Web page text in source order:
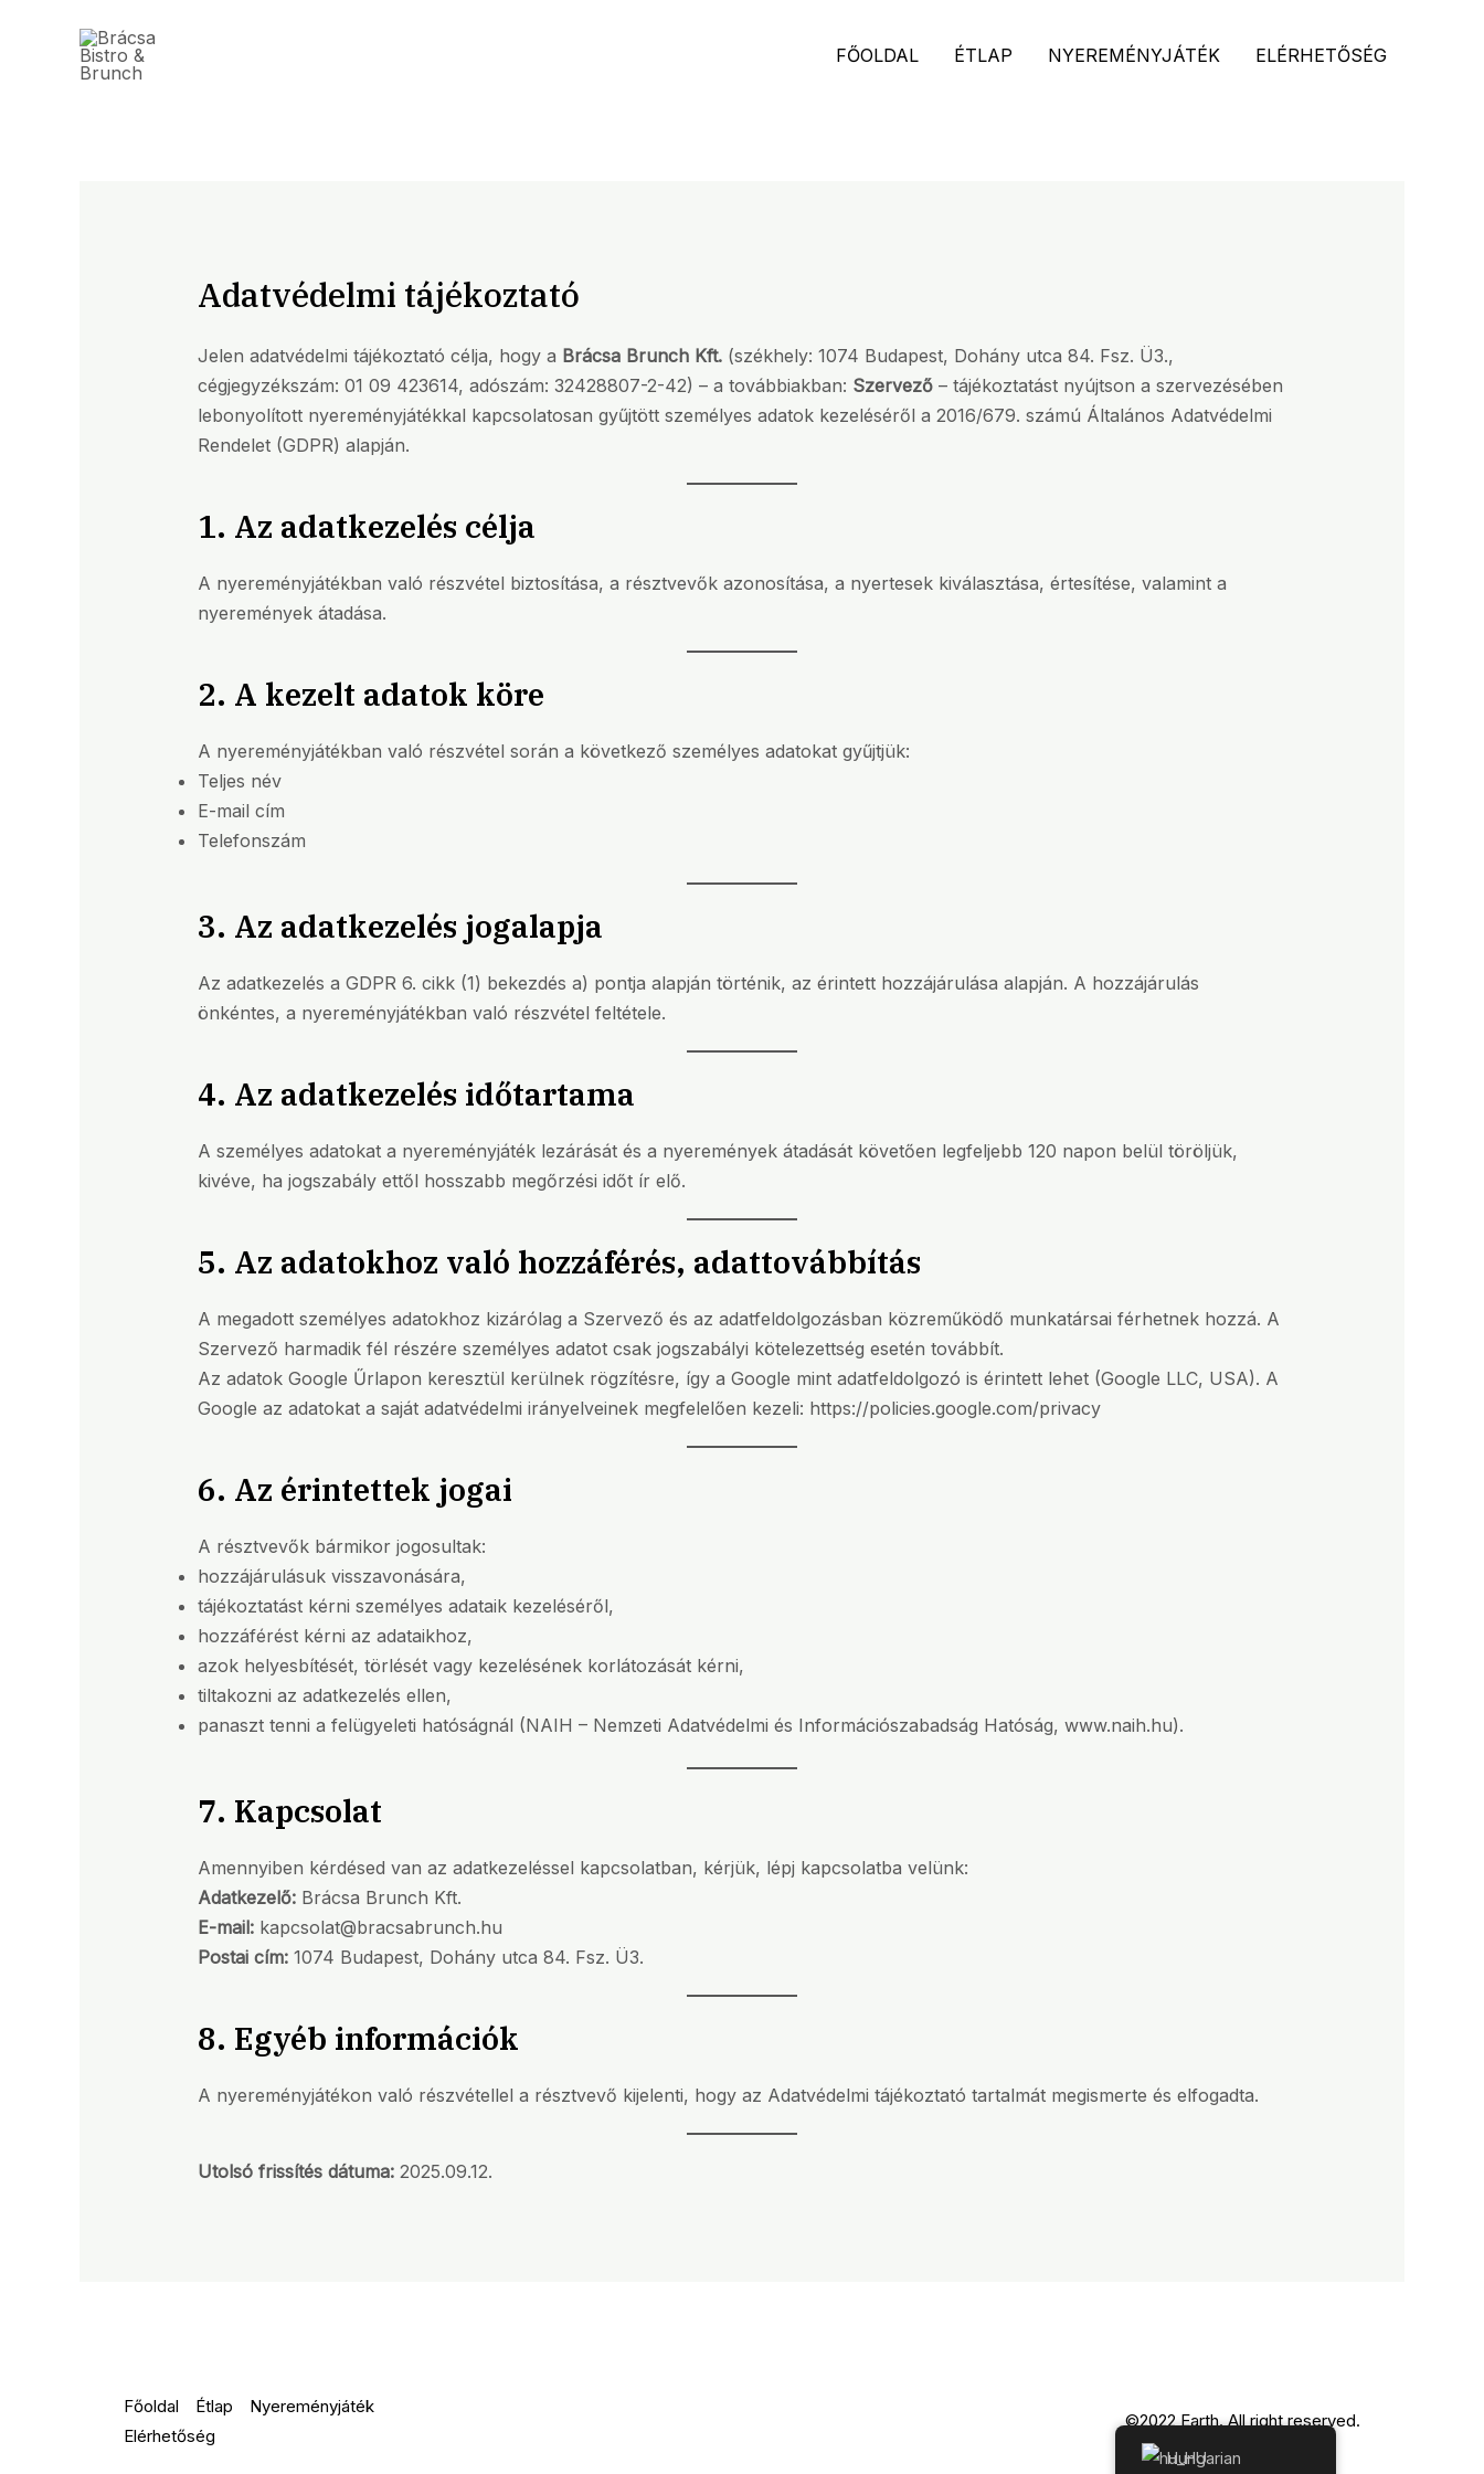
FŐOLDAL ÉTLAP NYEREMÉNYJÁTÉK ELÉRHETŐSÉG
Adatvédelmi tájékoztató
Jelen adatvédelmi tájékoztató célja, hogy a Brácsa Brunch Kft.(székhely: 1074 Budapest, Dohány utca 84. Fsz. Ü3.,
cégjegyzékszám: 01 09 423614, adószám: 32428807-2-42) – a továbbiakban: Szervező– tájékoztatást nyújtson a szervezésében
lebonyolított nyereményjátékkal kapcsolatosan gyűjtött személyes adatok kezeléséről a 2016/679. számú Általános Adatvédelmi
Rendelet (GDPR) alapján.
1. Az adatkezelés célja
A nyereményjátékban való részvétel biztosítása, a résztvevők azonosítása, a nyertesek kiválasztása, értesítése, valamint a
nyeremények átadása.
2. A kezelt adatok köre
A nyereményjátékban való részvétel során a következő személyes adatokat gyűjtjük:
Teljes név
E-mail cím
Telefonszám
3. Az adatkezelés jogalapja
Az adatkezelés a GDPR 6. cikk (1) bekezdés a) pontja alapján történik, az érintett hozzájárulása alapján. A hozzájárulás
önkéntes, a nyereményjátékban való részvétel feltétele.
4. Az adatkezelés időtartama
A személyes adatokat a nyereményjáték lezárását és a nyeremények átadását követően legfeljebb 120 napon belül töröljük,
kivéve, ha jogszabály ettől hosszabb megőrzési időt ír elő.
5. Az adatokhoz való hozzáférés, adattovábbítás
A megadott személyes adatokhoz kizárólag a Szervező és az adatfeldolgozásban közreműködő munkatársai férhetnek hozzá. A
Szervező harmadik fél részére személyes adatot csak jogszabályi kötelezettség esetén továbbít.
Az adatok Google Űrlapon keresztül kerülnek rögzítésre, így a Google mint adatfeldolgozó is érintett lehet (Google LLC, USA). A
Google az adatokat a saját adatvédelmi irányelveinek megfelelően kezeli: https://policies.google.com/privacy
6. Az érintettek jogai
A résztvevők bármikor jogosultak:
hozzájárulásuk visszavonására,
tájékoztatást kérni személyes adataik kezeléséről,
hozzáférést kérni az adataikhoz,
azok helyesbítését, törlését vagy kezelésének korlátozását kérni,
tiltakozni az adatkezelés ellen,
panaszt tenni a felügyeleti hatóságnál (NAIH – Nemzeti Adatvédelmi és Információszabadság Hatóság, www.naih.hu).
7. Kapcsolat
Amennyiben kérdésed van az adatkezeléssel kapcsolatban, kérjük, lépj kapcsolatba velünk:
Adatkezelő:Brácsa Brunch Kft.
E-mail:kapcsolat@bracsabrunch.hu
Postai cím:1074 Budapest, Dohány utca 84. Fsz. Ü3.
8. Egyéb információk
A nyereményjátékon való részvétellel a résztvevő kijelenti, hogy az Adatvédelmi tájékoztató tartalmát megismerte és elfogadta.
Utolsó frissítés dátuma:2025.09.12.
Főoldal Étlap
Nyereményjáték
Elérhetőség
©2022 Earth. All right reserved.
Hungarian